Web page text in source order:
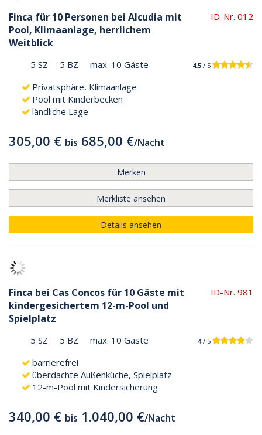
Finca für 10 Personen bei Alcudia mit
Pool, Klimaanlage, herrlichem
Weitblick
ID-Nr. 012
5 SZ 5 BZ max. 10 Gäste 4.5 / 5
Privatsphäre, Klimaanlage
Pool mit Kinderbecken
ländliche Lage
305,00 € bis 685,00 €/Nacht
Merken
Merkliste ansehen
Details ansehen
Finca bei Cas Concos für 10 Gäste mit
kindergesichertem 12-m-Pool und
Spielplatz
ID-Nr. 981
5 SZ 5 BZ max. 10 Gäste 4/ 5
barrierefrei
überdachte Außenküche, Spielplatz
12-m-Pool mit Kindersicherung
340,00 € bis 1.040,00 €/Nacht